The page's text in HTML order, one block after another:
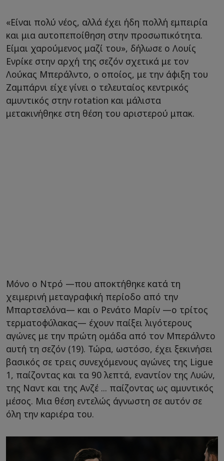
«Είναι πολύ νέος, αλλά έχει ήδη πολλή εμπειρία
και μια αυτοπεποίθηση στην προσωπικότητα.
Είμαι χαρούμενος μαζί του», δήλωσε ο Λουίς
Ενρίκε στην αρχή της σεζόν σχετικά με τον
Λούκας Μπεράλντο, ο οποίος, με την άφιξη του
Ζαμπάρνι είχε γίνει ο τελευταίος κεντρικός
αμυντικός στην rotation και μάλιστα
μετακινήθηκε στη θέση του αριστερού μπακ.
Μόνο ο Ντρό —που αποκτήθηκε κατά τη
χειμερινή μεταγραφική περίοδο από την
Μπαρτσελόνα— και ο Ρενάτο Μαρίν —ο τρίτος
τερματοφύλακας— έχουν παίξει λιγότερους
αγώνες με την πρώτη ομάδα από τον Μπεράλντο
αυτή τη σεζόν (19). Τώρα, ωστόσο, έχει ξεκινήσει
βασικός σε τρεις συνεχόμενους αγώνες της Ligue
1, παίζοντας και τα 90 λεπτά, εναντίον της Λυών,
της Ναντ και της Ανζέ ... παίζοντας ως αμυντικός
μέσος. Μια θέση εντελώς άγνωστη σε αυτόν σε
όλη την καριέρα του.